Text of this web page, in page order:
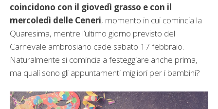
coincidono con il giovedì grasso e con il
mercoledì delle Ceneri, momento in cui comincia la
Quaresima, mentre l’ultimo giorno previsto del
Carnevale ambrosiano cade sabato 17 febbraio.
Naturalmente si comincia a festeggiare anche prima,
ma quali sono gli appuntamenti migliori per i bambini?